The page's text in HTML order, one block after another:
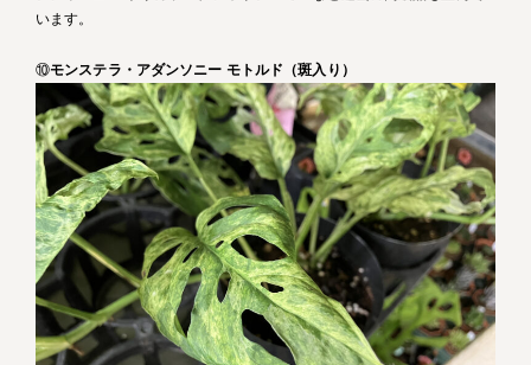
います。
⑩モンステラ・アダンソニー モトルド（斑入り）